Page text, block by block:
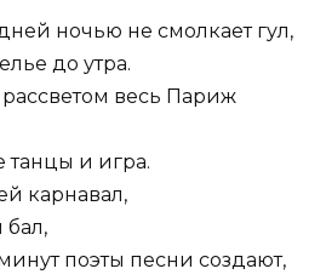
ночью не смолкает гул,
до утра.
рассветом весь Париж
танцы и игра.
карнавал,
бал,
поэты песни создают,